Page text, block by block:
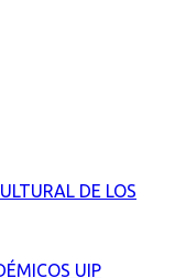
DE LOS
UIP